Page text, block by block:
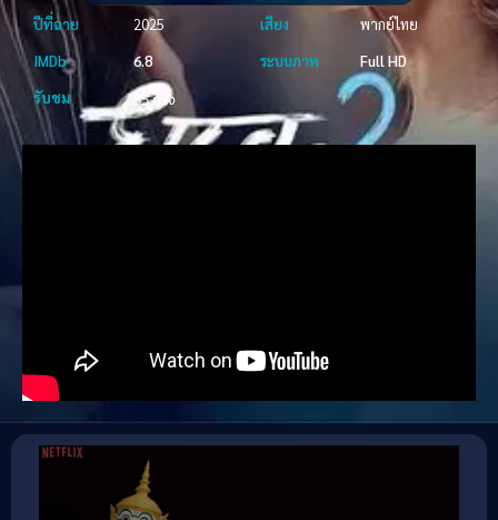
ปีที่ฉาย 2025 เสียง
พากย์ไทย
IMDb
6.8 ระบบภาพ
Full HD
รับชม
55 ครั้ง